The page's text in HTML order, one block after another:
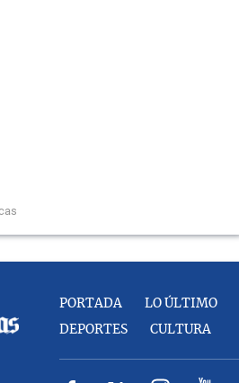
PORTADA LO ÚLTIMO
DEPORTES CULTURA